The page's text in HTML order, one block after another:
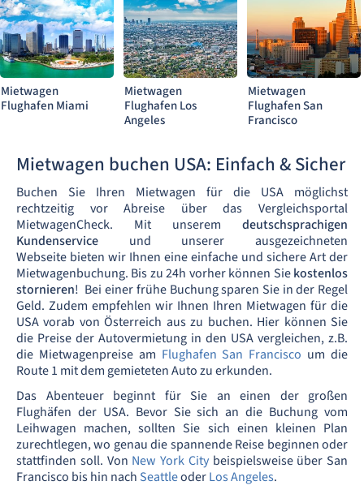
Mietwagen
Flughafen Miami
Mietwagen
Flughafen Los
Angeles
Mietwagen
Flughafen San
Francisco
Mietwagen buchen USA: Einfach & Sicher
Buchen Sie Ihren Mietwagen für die USA möglichst
rechtzeitig vor Abreise über das Vergleichsportal
MietwagenCheck. Mit unserem deutschsprachigen
Kundenservice und unserer ausgezeichneten
Webseite bieten wir Ihnen eine einfache und sichere Art der
Mietwagenbuchung. Bis zu 24h vorher können Siekostenlos
stornieren! Bei einer frühe Buchung sparen Sie in der Regel
Geld. Zudem empfehlen wir Ihnen Ihren Mietwagen für die
USA vorab von Österreich aus zu buchen. Hier können Sie
die Preise der Autovermietung in den USA vergleichen, z.B.
die Mietwagenpreise am Flughafen San Francisco um die
Route 1 mit dem gemieteten Auto zu erkunden.
Das Abenteuer beginnt für Sie an einen der großen
Flughäfen der USA. Bevor Sie sich an die Buchung vom
Leihwagen machen, sollten Sie sich einen kleinen Plan
zurechtlegen, wo genau die spannende Reise beginnen oder
stattfinden soll. Von New York Citybeispielsweise über San
Francisco bis hin nach SeattleoderLos Angeles.